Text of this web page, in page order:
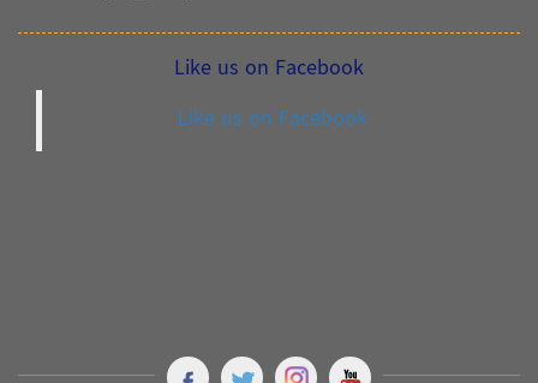
Like us on Facebook
Like us on Facebook